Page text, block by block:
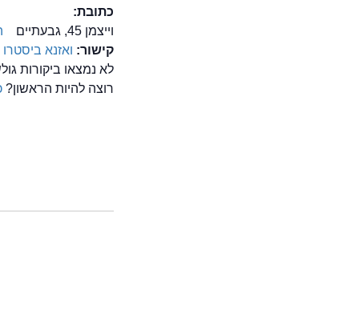
כתובת:
וייצמן 45, גבעתיים
קישור: ואזנא ביסטרו
לא נמצאו ביקורות
רוצה להיות הראשון?